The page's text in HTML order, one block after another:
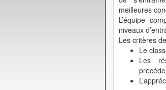
meilleures
L’équipe
niveaux
Les critères
Le
Les